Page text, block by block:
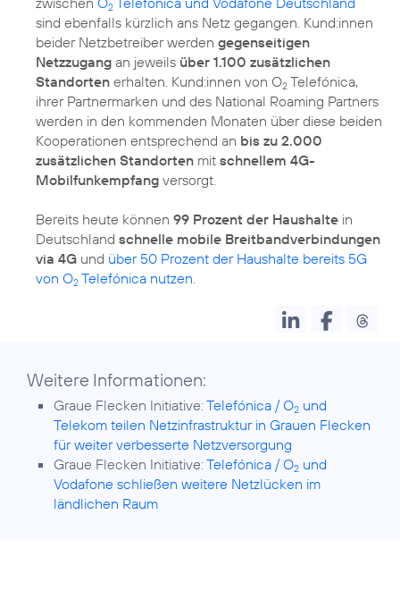
2
sind ebenfalls kürzlich ans Netz gegangen. Kund:innen
beider Netzbetreiber werden gegenseitigen
Netzzugang an jeweils über 1.100 zusätzlichen
Standorten erhalten. Kund:innen von O2 Telefónica,
ihrer Partnermarken und des National Roaming Partners
werden in den kommenden Monaten über diese beiden
Kooperationen entsprechend an bis zu 2.000
zusätzlichen Standorten mit schnellem 4G-
Mobilfunkempfang versorgt.
Bereits heute können 99 Prozent der Haushalte in
Deutschland schnelle mobile Breitbandverbindungen
via 4G und über 50 Prozent der Haushalte bereits 5G
von O2 Telefónica nutzen.
Weitere Informationen:
Graue Flecken Initiative:Telefónica / O2 und
Telekom teilen Netzinfrastruktur in Grauen Flecken
für weiter verbesserte Netzversorgung
Graue Flecken Initiative:Telefónica / O2 und
Vodafone schließen weitere Netzlücken im
ländlichen Raum